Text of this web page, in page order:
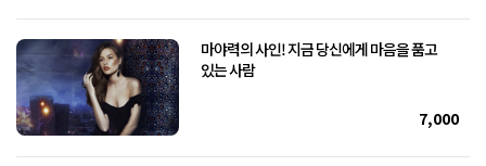
마야력의 사인! 지금 당신에게 마음을 품고
있는 사람
7,000